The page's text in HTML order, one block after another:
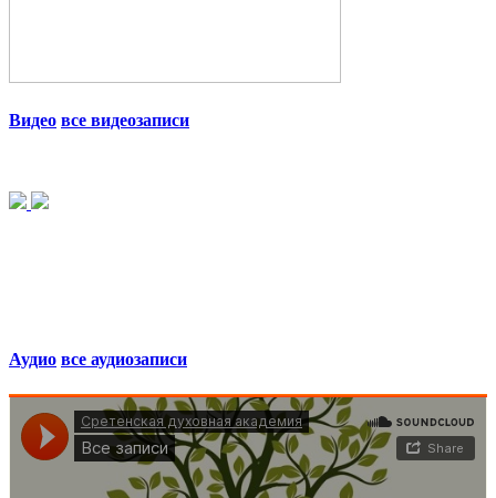
Видео все видеозаписи
Аудио все аудиозаписи